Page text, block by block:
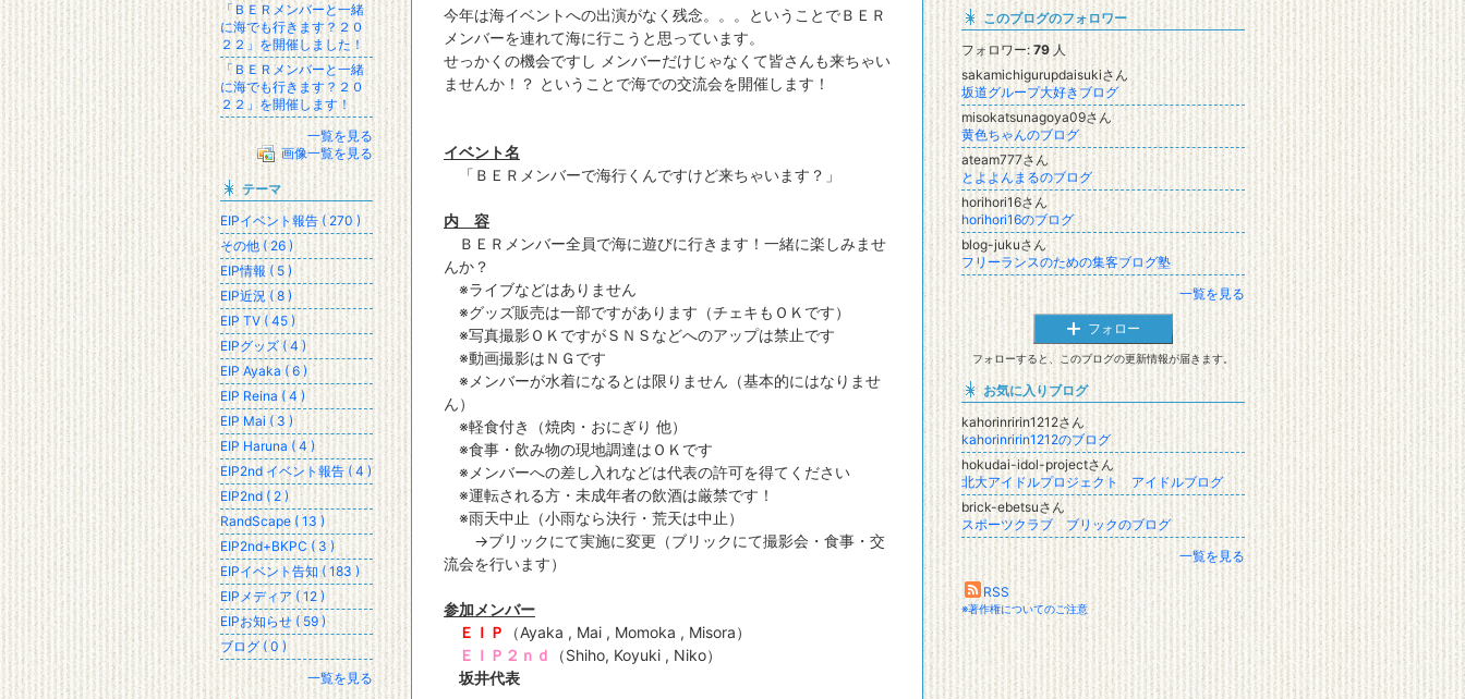
今年は海イベントへの出演がなく残念。。。ということでＢＥＲ
メンバーを連れて海に行こうと思っています。
せっかくの機会ですし メンバーだけじゃなくて皆さんも来ちゃい
ませんか！？ ということで海での交流会を開催します！
イベント名
「ＢＥＲメンバーで海行くんですけど来ちゃいます？」
内 容
ＢＥＲメンバー全員で海に遊びに行きます！一緒に楽しみませ
んか？
※ライブなどはありません
※グッズ販売は一部ですがあります（チェキもＯＫです）
※写真撮影ＯＫですがＳＮＳなどへのアップは禁止です
※動画撮影はＮＧです
※メンバーが水着になるとは限りません（基本的にはなりませ
ん）
※軽食付き（焼肉・おにぎり 他）
※食事・飲み物の現地調達はＯＫです
※メンバーへの差し入れなどは代表の許可を得てください
※運転される方・未成年者の飲酒は厳禁です！
※雨天中止（小雨なら決行・荒天は中止）
→ブリックにて実施に変更（ブリックにて撮影会・食事・交
流会を行います）
参加メンバー
ＥＩＰ
（Ayaka , Mai , Momoka , Misora）
ＥＩＰ２ｎｄ
（Shiho, Koyuki , Niko）
坂井代表
このブログのフォロワー
フォロワー: 79 人
sakamichigurupdaisukiさん
坂道グループ大好きブログ
misokatsunagoya09さん
黄色ちゃんのブログ
ateam777さん
とよよんまるのブログ
horihori16さん
horihori16のブログ
blog-jukuさん
フリーランスのための集客ブログ塾
一覧を見る
フォロー
フォローすると、このブログの更新情報が届きます。
お気に入りブログ
kahorinririn1212さん
kahorinririn1212のブログ
hokudai-idol-projectさん
北大アイドルプロジェクト アイドルブログ
brick-ebetsuさん
スポーツクラブ ブリックのブログ
一覧を見る
RSS
※著作権についてのご注意
「ＢＥＲメンバーと一緒
に海でも行きます？２０
２２」を開催しました！
「ＢＥＲメンバーと一緒
に海でも行きます？２０
２２」を開催します！
一覧を見る
画像一覧を見る
テーマ
EIPイベント報告 ( 270 )
その他 ( 26 )
EIP情報 ( 5 )
EIP近況 ( 8 )
EIP TV ( 45 )
EIPグッズ ( 4 )
EIP Ayaka ( 6 )
EIP Reina ( 4 )
EIP Mai ( 3 )
EIP Haruna ( 4 )
EIP2nd イベント報告 ( 4 )
EIP2nd ( 2 )
RandScape ( 13 )
EIP2nd+BKPC ( 3 )
EIPイベント告知 ( 183 )
EIPメディア ( 12 )
EIPお知らせ ( 59 )
ブログ ( 0 )
一覧を見る